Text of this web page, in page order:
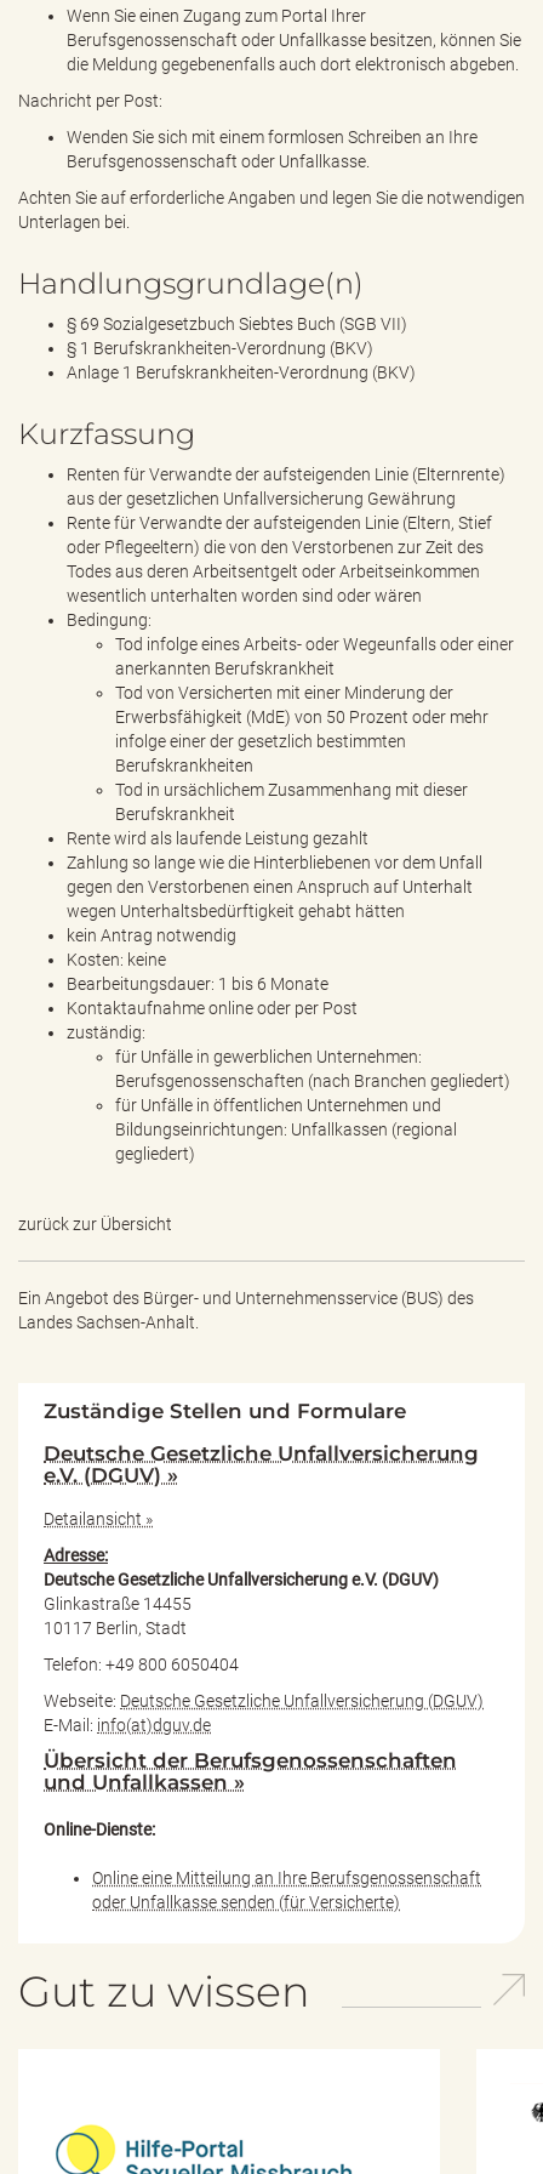
Wenn Sie einen Zugang zum Portal Ihrer
Berufsgenossenschaft oder Unfallkasse besitzen, können Sie
die Meldung gegebenenfalls auch dort elektronisch abgeben.
Nachricht per Post:
Wenden Sie sich mit einem formlosen Schreiben an Ihre
Berufsgenossenschaft oder Unfallkasse.
Achten Sie auf erforderliche Angaben und legen Sie die notwendigen
Unterlagen bei.
Handlungsgrundlage(n)
§ 69 Sozialgesetzbuch Siebtes Buch (SGB VII)
§ 1 Berufskrankheiten-Verordnung (BKV)
Anlage 1 Berufskrankheiten-Verordnung (BKV)
Kurzfassung
Renten für Verwandte der aufsteigenden Linie (Elternrente)
aus der gesetzlichen Unfallversicherung Gewährung
Rente für Verwandte der aufsteigenden Linie (Eltern, Stief
oder Pflegeeltern) die von den Verstorbenen zur Zeit des
Todes aus deren Arbeitsentgelt oder Arbeitseinkommen
wesentlich unterhalten worden sind oder wären
Bedingung:
Tod infolge eines Arbeits- oder Wegeunfalls oder einer
anerkannten Berufskrankheit
Tod von Versicherten mit einer Minderung der
Erwerbsfähigkeit (MdE) von 50 Prozent oder mehr
infolge einer der gesetzlich bestimmten
Berufskrankheiten
Tod in ursächlichem Zusammenhang mit dieser
Berufskrankheit
Rente wird als laufende Leistung gezahlt
Zahlung so lange wie die Hinterbliebenen vor dem Unfall
gegen den Verstorbenen einen Anspruch auf Unterhalt
wegen Unterhaltsbedürftigkeit gehabt hätten
kein Antrag notwendig
Kosten: keine
Bearbeitungsdauer: 1 bis 6 Monate
Kontaktaufnahme online oder per Post
zuständig:
für Unfälle in gewerblichen Unternehmen:
Berufsgenossenschaften (nach Branchen gegliedert)
für Unfälle in öffentlichen Unternehmen und
Bildungseinrichtungen: Unfallkassen (regional
gegliedert)
zurück zur Übersicht
Ein Angebot des Bürger- und Unternehmensservice (BUS) des
Landes Sachsen-Anhalt.
Zuständige Stellen und Formulare
Deutsche Gesetzliche Unfallversicherung
e.V. (DGUV) »
Detailansicht »
Adresse:
Deutsche Gesetzliche Unfallversicherung e.V. (DGUV)
Glinkastraße 14455
10117 Berlin, Stadt
Telefon: +49 800 6050404
Webseite: Deutsche Gesetzliche Unfallversicherung (DGUV)
E-Mail: info(at)dguv.de
Übersicht der Berufsgenossenschaften
und Unfallkassen »
Online-Dienste:
Online eine Mitteilung an Ihre Berufsgenossenschaft
oder Unfallkasse senden (für Versicherte)
Gut zu wissen